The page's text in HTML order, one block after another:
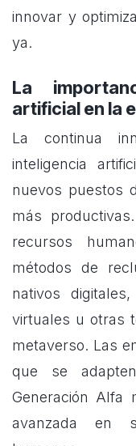
innovar y
ya.
La
artificial en la
La continua
inteligencia
nuevos puestos
más
recursos
métodos de
nativos
virtuales u otras
metaverso. Las
que se
Generación Alfa
avanzada en